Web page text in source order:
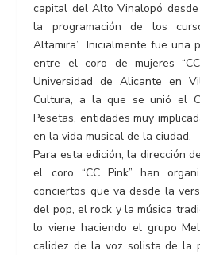
capital del Alto Vinalopó
la programación de los
Altamira”. Inicialmente fue una
entre el coro de mujeres
Universidad de Alicante en
Cultura, a la que se unió el
Pesetas, entidades muy
en la vida musical de la ciudad.
Para esta edición, la dirección
el coro “CC Pink” han
conciertos que va desde la
del pop, el rock y la música
lo viene haciendo el grupo
calidez de la voz solista de la